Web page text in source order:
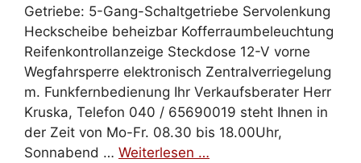
Getriebe: 5-Gang-Schaltgetriebe Servolenkung
Heckscheibe beheizbar Kofferraumbeleuchtung
Reifenkontrollanzeige Steckdose 12-V vorne
Wegfahrsperre elektronisch Zentralverriegelung
m. Funkfernbedienung Ihr Verkaufsberater Herr
Kruska, Telefon 040 / 65690019 steht Ihnen in
der Zeit von Mo-Fr. 08.30 bis 18.00Uhr,
Sonnabend … Weiterlesen …